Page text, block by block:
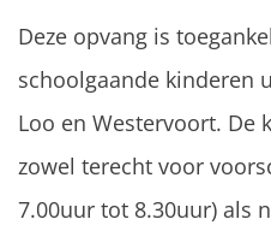
Deze opvang is
schoolgaande kinderen
Loo en Westervoort. De
zowel terecht voor
7.00uur tot 8.30uur) als